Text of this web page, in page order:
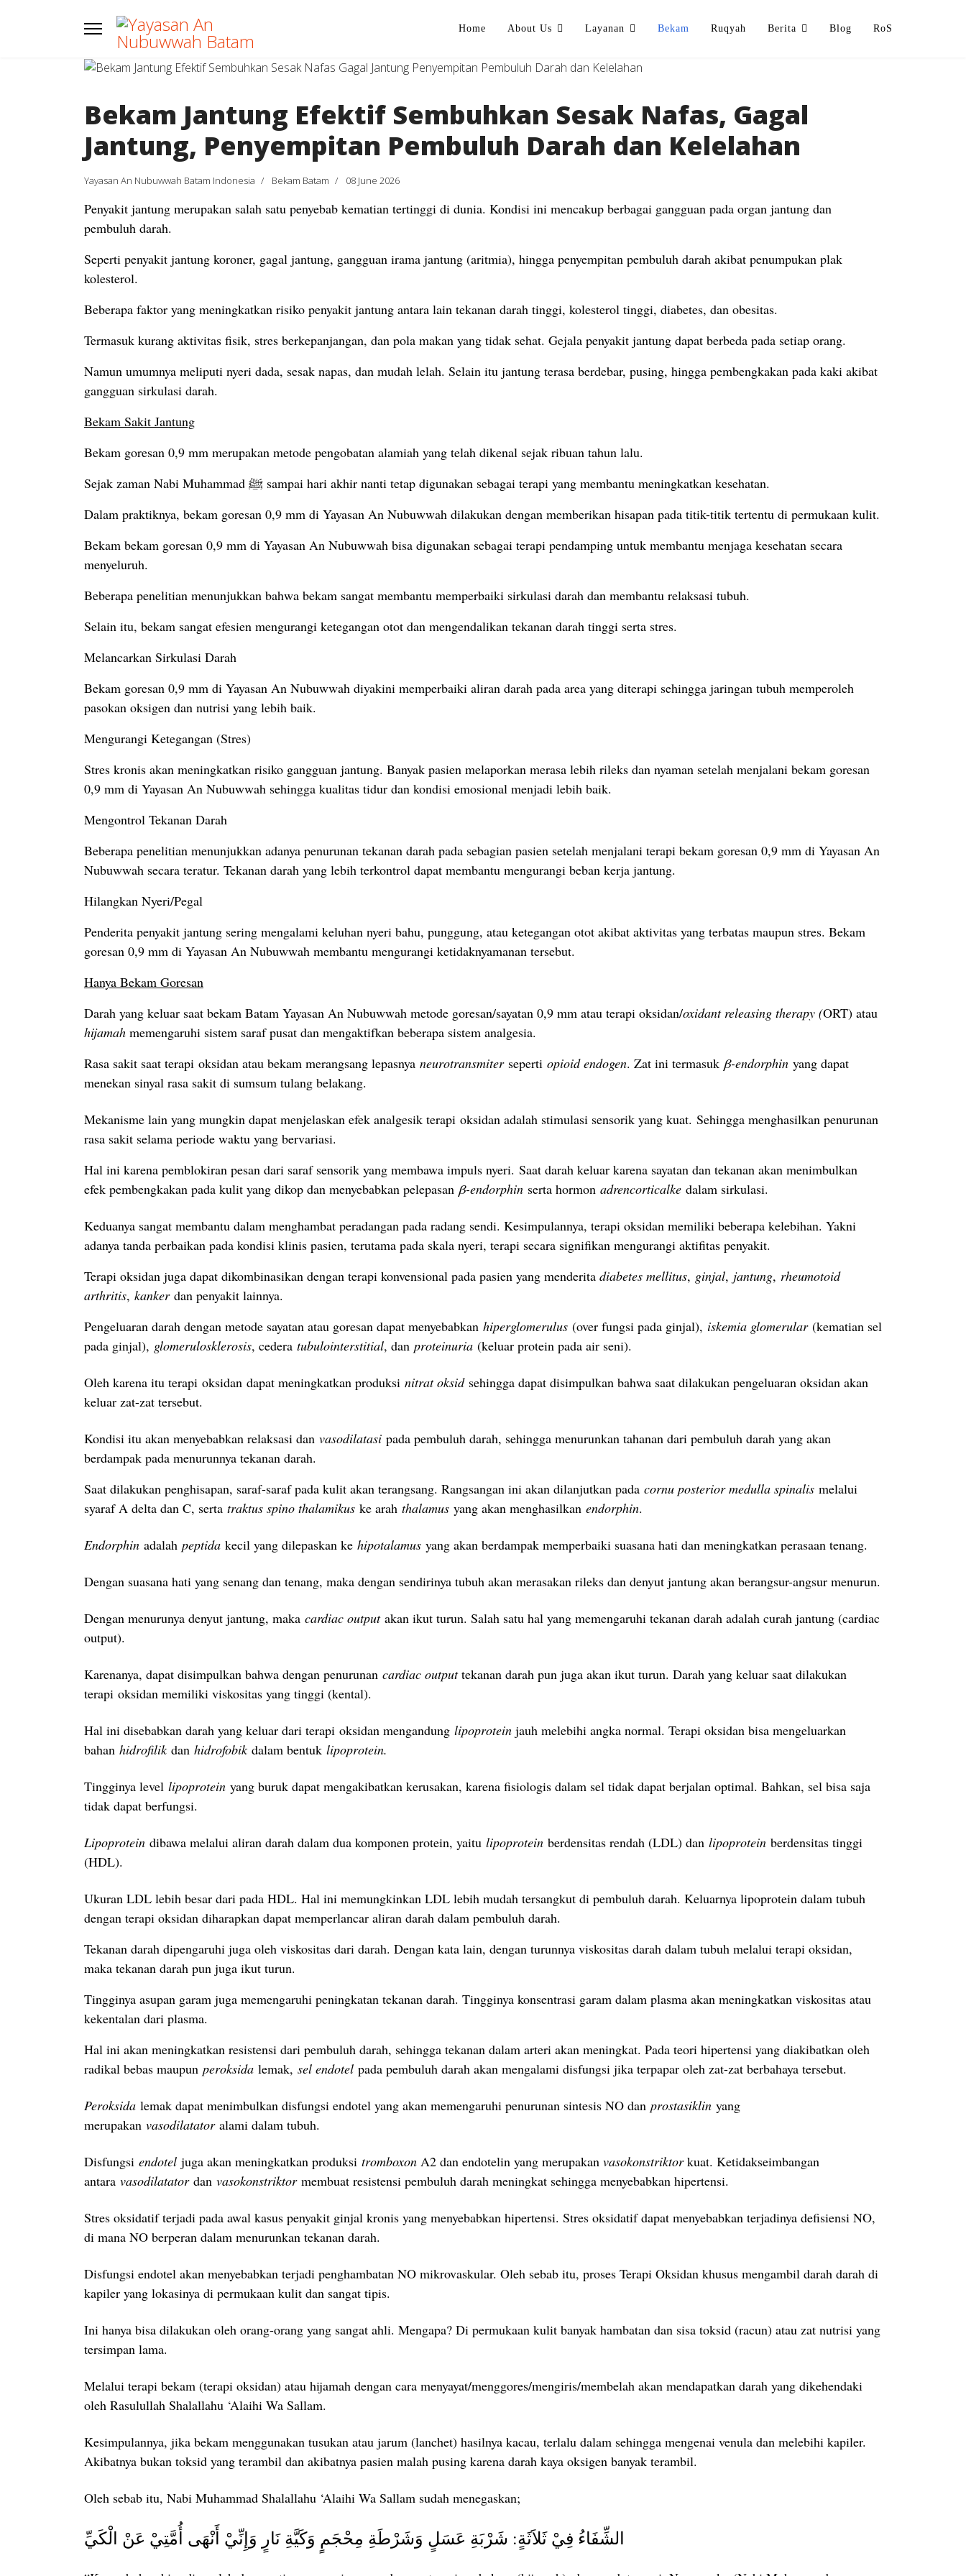
Home About Us Layanan Bekam Ruqyah Berita Blog RoS
Bekam Jantung Efektif Sembuhkan Sesak Nafas, Gagal
Jantung, Penyempitan Pembuluh Darah dan Kelelahan
Yayasan An Nubuwwah Batam Indonesia Bekam Batam 08 June 2026
Penyakit jantung merupakan salah satu penyebab kematian tertinggi di dunia. Kondisi ini mencakup berbagai gangguan pada organ jantung dan
pembuluh darah.
Seperti penyakit jantung koroner, gagal jantung, gangguan irama jantung (aritmia), hingga penyempitan pembuluh darah akibat penumpukan plak
kolesterol.
Beberapa faktor yang meningkatkan risiko penyakit jantung antara lain tekanan darah tinggi, kolesterol tinggi, diabetes, dan obesitas.
Termasuk kurang aktivitas fisik, stres berkepanjangan, dan pola makan yang tidak sehat. Gejala penyakit jantung dapat berbeda pada setiap orang.
Namun umumnya meliputi nyeri dada, sesak napas, dan mudah lelah. Selain itu jantung terasa berdebar, pusing, hingga pembengkakan pada kaki akibat
gangguan sirkulasi darah.
Bekam Sakit Jantung
Bekam goresan 0,9 mm merupakan metode pengobatan alamiah yang telah dikenal sejak ribuan tahun lalu.
Sejak zaman Nabi Muhammad ﷺ sampai hari akhir nanti tetap digunakan sebagai terapi yang membantu meningkatkan kesehatan.
Dalam praktiknya, bekam goresan 0,9 mm di Yayasan An Nubuwwah dilakukan dengan memberikan hisapan pada titik-titik tertentu di permukaan kulit.
Bekam bekam goresan 0,9 mm di Yayasan An Nubuwwah bisa digunakan sebagai terapi pendamping untuk membantu menjaga kesehatan secara
menyeluruh.
Beberapa penelitian menunjukkan bahwa bekam sangat membantu memperbaiki sirkulasi darah dan membantu relaksasi tubuh.
Selain itu, bekam sangat efesien mengurangi ketegangan otot dan mengendalikan tekanan darah tinggi serta stres.
Melancarkan Sirkulasi Darah
Bekam goresan 0,9 mm di Yayasan An Nubuwwah diyakini memperbaiki aliran darah pada area yang diterapi sehingga jaringan tubuh memperoleh
pasokan oksigen dan nutrisi yang lebih baik.
Mengurangi Ketegangan (Stres)
Stres kronis akan meningkatkan risiko gangguan jantung. Banyak pasien melaporkan merasa lebih rileks dan nyaman setelah menjalani bekam goresan
0,9 mm di Yayasan An Nubuwwah sehingga kualitas tidur dan kondisi emosional menjadi lebih baik.
Mengontrol Tekanan Darah
Beberapa penelitian menunjukkan adanya penurunan tekanan darah pada sebagian pasien setelah menjalani terapi bekam goresan 0,9 mm di Yayasan An
Nubuwwah secara teratur. Tekanan darah yang lebih terkontrol dapat membantu mengurangi beban kerja jantung.
Hilangkan Nyeri/Pegal
Penderita penyakit jantung sering mengalami keluhan nyeri bahu, punggung, atau ketegangan otot akibat aktivitas yang terbatas maupun stres. Bekam
goresan 0,9 mm di Yayasan An Nubuwwah membantu mengurangi ketidaknyamanan tersebut.
Hanya Bekam Goresan
Darah yang keluar saat bekam Batam Yayasan An Nubuwwah metode goresan/sayatan 0,9 mm atau terapi oksidan/oxidant releasing therapy (ORT) atau
hijamah memengaruhi sistem saraf pusat dan mengaktifkan beberapa sistem analgesia.
Rasa sakit saat terapi oksidan atau bekam merangsang lepasnya neurotransmiterseperti opioid endogen. Zat ini termasuk β-endorphin yang dapat
menekan sinyal rasa sakit di sumsum tulang belakang.
Mekanisme lain yang mungkin dapat menjelaskan efek analgesik terapi oksidan adalah stimulasi sensorik yang kuat. Sehingga menghasilkan penurunan
rasa sakit selama periode waktu yang bervariasi.
Hal ini karena pemblokiran pesan dari saraf sensorik yang membawa impuls nyeri. Saat darah keluar karena sayatan dan tekanan akan menimbulkan
efek pembengkakan pada kulit yang dikop dan menyebabkan pelepasan β-endorphin serta hormon adrencorticalke dalam sirkulasi.
Keduanya sangat membantu dalam menghambat peradangan pada radang sendi. Kesimpulannya, terapi oksidan memiliki beberapa kelebihan. Yakni
adanya tanda perbaikan pada kondisi klinis pasien, terutama pada skala nyeri, terapi secara signifikan mengurangi aktifitas penyakit.
Terapi oksidan juga dapat dikombinasikan dengan terapi konvensional pada pasien yang menderita diabetes mellitus, ginjal, jantung, rheumotoid
arthritis, kankerdan penyakit lainnya.
Pengeluaran darah dengan metode sayatan atau goresan dapat menyebabkan hiperglomerulus (over fungsi pada ginjal), iskemia glomerular(kematian sel
pada ginjal), glomerulosklerosis, cedera tubulointerstitial, dan proteinuria (keluar protein pada air seni).
Oleh karena itu terapi oksidan dapat meningkatkan produksi nitrat oksid sehingga dapat disimpulkan bahwa saat dilakukan pengeluaran oksidan akan
keluar zat-zat tersebut.
Kondisi itu akan menyebabkan relaksasi dan vasodilatasi pada pembuluh darah, sehingga menurunkan tahanan dari pembuluh darah yang akan
berdampak pada menurunnya tekanan darah.
Saat dilakukan penghisapan, saraf-saraf pada kulit akan terangsang. Rangsangan ini akan dilanjutkan pada cornu posterior medulla spinalis melalui
syaraf A delta dan C, serta traktus spino thalamikus ke arah thalamus yang akan menghasilkan endorphin.
Endorphin adalah peptida kecil yang dilepaskan ke hipotalamus yang akan berdampak memperbaiki suasana hati dan meningkatkan perasaan tenang.
Dengan suasana hati yang senang dan tenang, maka dengan sendirinya tubuh akan merasakan rileks dan denyut jantung akan berangsur-angsur menurun.
Dengan menurunya denyut jantung, maka cardiac outputakan ikut turun. Salah satu hal yang memengaruhi tekanan darah adalah curah jantung (cardiac
output).
Karenanya, dapat disimpulkan bahwa dengan penurunan cardiac outputtekanan darah pun juga akan ikut turun. Darah yang keluar saat dilakukan
terapi oksidan memiliki viskositas yang tinggi (kental).
Hal ini disebabkan darah yang keluar dari terapi oksidan mengandung lipoprotein jauh melebihi angka normal. Terapi oksidan bisa mengeluarkan
bahan hidrofilikdan hidrofobikdalam bentuk lipoprotein.
Tingginya level lipoprotein yang buruk dapat mengakibatkan kerusakan, karena fisiologis dalam sel tidak dapat berjalan optimal. Bahkan, sel bisa saja
tidak dapat berfungsi.
Lipoprotein dibawa melalui aliran darah dalam dua komponen protein, yaitu lipoprotein berdensitas rendah (LDL) dan lipoprotein berdensitas tinggi
(HDL).
Ukuran LDL lebih besar dari pada HDL. Hal ini memungkinkan LDL lebih mudah tersangkut di pembuluh darah. Keluarnya lipoprotein dalam tubuh
dengan terapi oksidan diharapkan dapat memperlancar aliran darah dalam pembuluh darah.
Tekanan darah dipengaruhi juga oleh viskositas dari darah. Dengan kata lain, dengan turunnya viskositas darah dalam tubuh melalui terapi oksidan,
maka tekanan darah pun juga ikut turun.
Tingginya asupan garam juga memengaruhi peningkatan tekanan darah. Tingginya konsentrasi garam dalam plasma akan meningkatkan viskositas atau
kekentalan dari plasma.
Hal ini akan meningkatkan resistensi dari pembuluh darah, sehingga tekanan dalam arteri akan meningkat. Pada teori hipertensi yang diakibatkan oleh
radikal bebas maupun peroksida lemak, sel endotel pada pembuluh darah akan mengalami disfungsi jika terpapar oleh zat-zat berbahaya tersebut.
Peroksida lemak dapat menimbulkan disfungsi endotel yang akan memengaruhi penurunan sintesis NO dan prostasiklin yang
merupakan vasodilatatoralami dalam tubuh.
Disfungsi endotel juga akan meningkatkan produksi tromboxon A2 dan endotelin yang merupakan vasokonstriktorkuat. Ketidakseimbangan
antara vasodilatatordan vasokonstriktormembuat resistensi pembuluh darah meningkat sehingga menyebabkan hipertensi.
Stres oksidatif terjadi pada awal kasus penyakit ginjal kronis yang menyebabkan hipertensi. Stres oksidatif dapat menyebabkan terjadinya defisiensi NO,
di mana NO berperan dalam menurunkan tekanan darah.
Disfungsi endotel akan menyebabkan terjadi penghambatan NO mikrovaskular. Oleh sebab itu, proses Terapi Oksidan khusus mengambil darah darah di
kapiler yang lokasinya di permukaan kulit dan sangat tipis.
Ini hanya bisa dilakukan oleh orang-orang yang sangat ahli. Mengapa? Di permukaan kulit banyak hambatan dan sisa toksid (racun) atau zat nutrisi yang
tersimpan lama.
Melalui terapi bekam (terapi oksidan) atau hijamah dengan cara menyayat/menggores/mengiris/membelah akan mendapatkan darah yang dikehendaki
oleh Rasulullah Shalallahu ‘Alaihi Wa Sallam.
Kesimpulannya, jika bekam menggunakan tusukan atau jarum (lanchet) hasilnya kacau, terlalu dalam sehingga mengenai venula dan melebihi kapiler.
Akibatnya bukan toksid yang terambil dan akibatnya pasien malah pusing karena darah kaya oksigen banyak terambil.
Oleh sebab itu, Nabi Muhammad Shalallahu ‘Alaihi Wa Sallam sudah menegaskan;
الشِّفَاءُ فِيْ ثَلاَثَةٍ: شَرْبَةِ عَسَلٍ وَشَرْطَةِ مِحْجَمٍ وَكَيَّةِ نَارٍ وَإِنِّيْ أَنْهَى أُمَّتِيْ عَنْ الْكَيِّ